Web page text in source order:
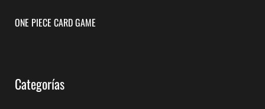
ONE PIECE CARD GAME
Categorías